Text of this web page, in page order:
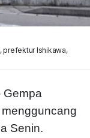
prefektur Ishikawa,
Gempa
Senin.